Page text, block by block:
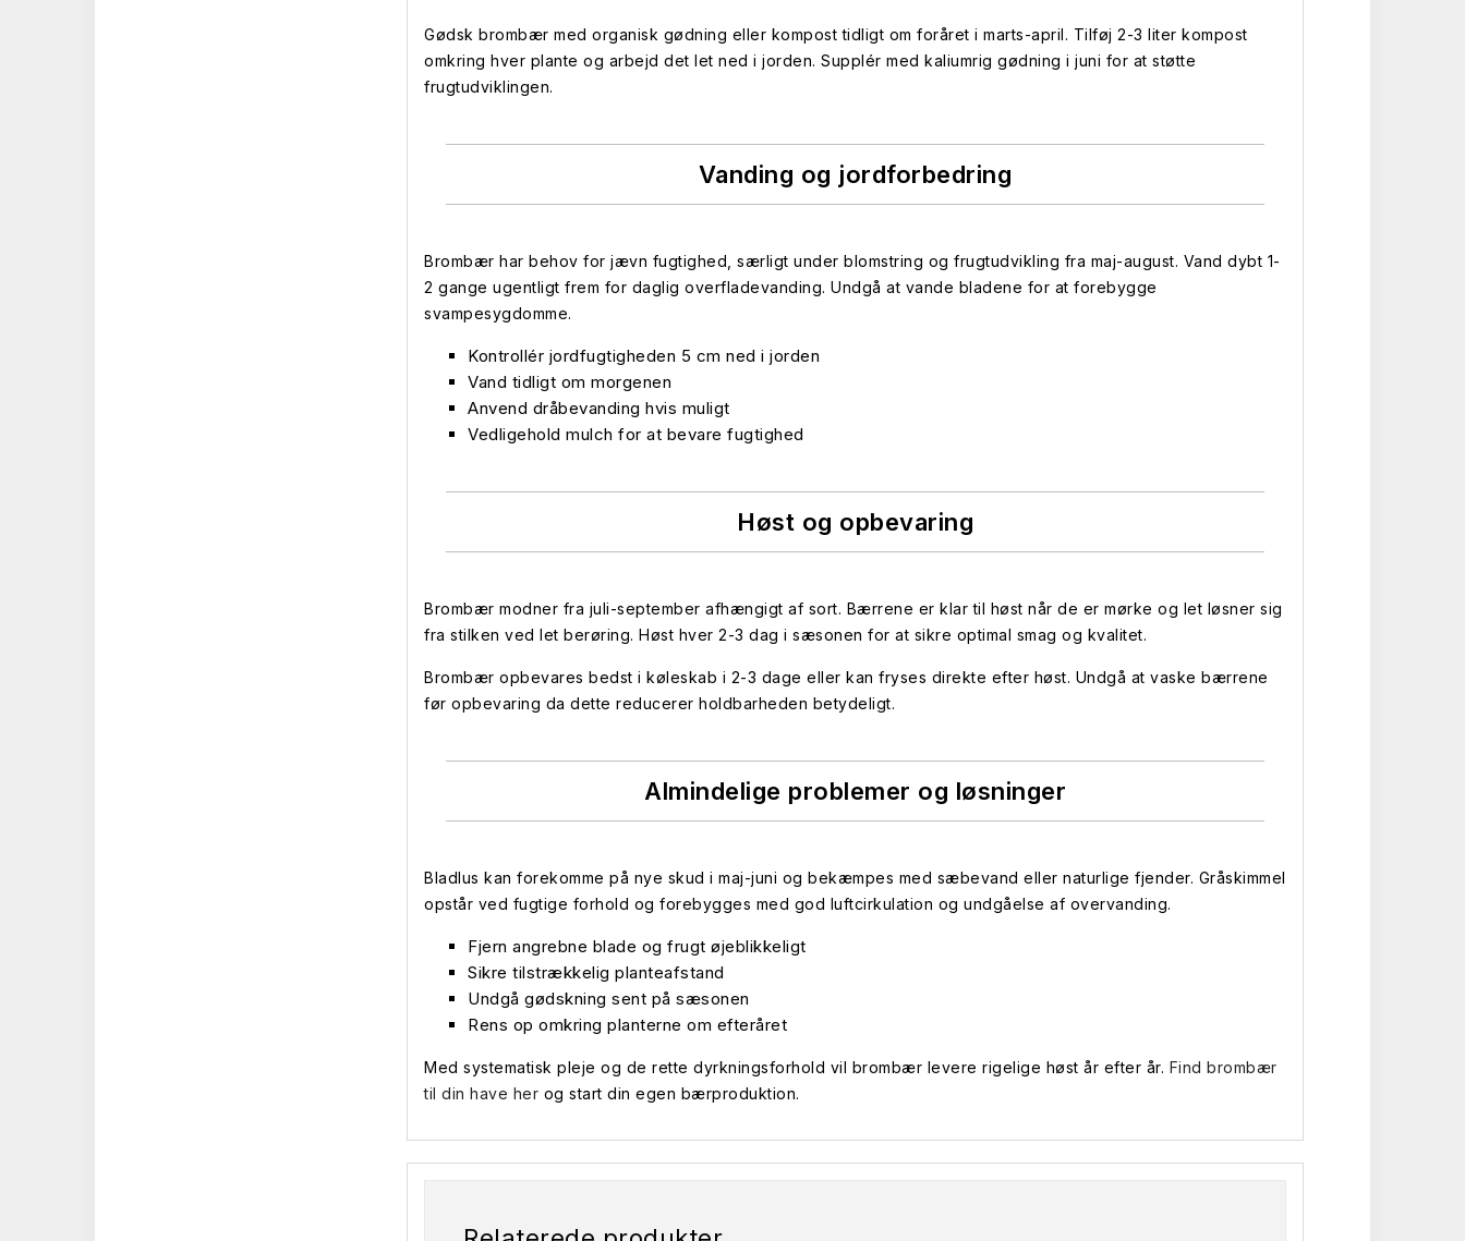
Gødsk brombær med organisk gødning eller kompost tidligt om foråret i marts-april. Tilføj 2-3 liter kompost
omkring hver plante og arbejd det let ned i jorden. Supplér med kaliumrig gødning i juni for at støtte
frugtudviklingen.
Vanding og jordforbedring
Brombær har behov for jævn fugtighed, særligt under blomstring og frugtudvikling fra maj-august. Vand dybt 1-
2 gange ugentligt frem for daglig overfladevanding. Undgå at vande bladene for at forebygge
svampesygdomme.
Kontrollér jordfugtigheden 5 cm ned i jorden
Vand tidligt om morgenen
Anvend dråbevanding hvis muligt
Vedligehold mulch for at bevare fugtighed
Høst og opbevaring
Brombær modner fra juli-september afhængigt af sort. Bærrene er klar til høst når de er mørke og let løsner sig
fra stilken ved let berøring. Høst hver 2-3 dag i sæsonen for at sikre optimal smag og kvalitet.
Brombær opbevares bedst i køleskab i 2-3 dage eller kan fryses direkte efter høst. Undgå at vaske bærrene
før opbevaring da dette reducerer holdbarheden betydeligt.
Almindelige problemer og løsninger
Bladlus kan forekomme på nye skud i maj-juni og bekæmpes med sæbevand eller naturlige fjender. Gråskimmel
opstår ved fugtige forhold og forebygges med god luftcirkulation og undgåelse af overvanding.
Fjern angrebne blade og frugt øjeblikkeligt
Sikre tilstrækkelig planteafstand
Undgå gødskning sent på sæsonen
Rens op omkring planterne om efteråret
Med systematisk pleje og de rette dyrkningsforhold vil brombær levere rigelige høst år efter år. Find brombær
til din have her og start din egen bærproduktion.